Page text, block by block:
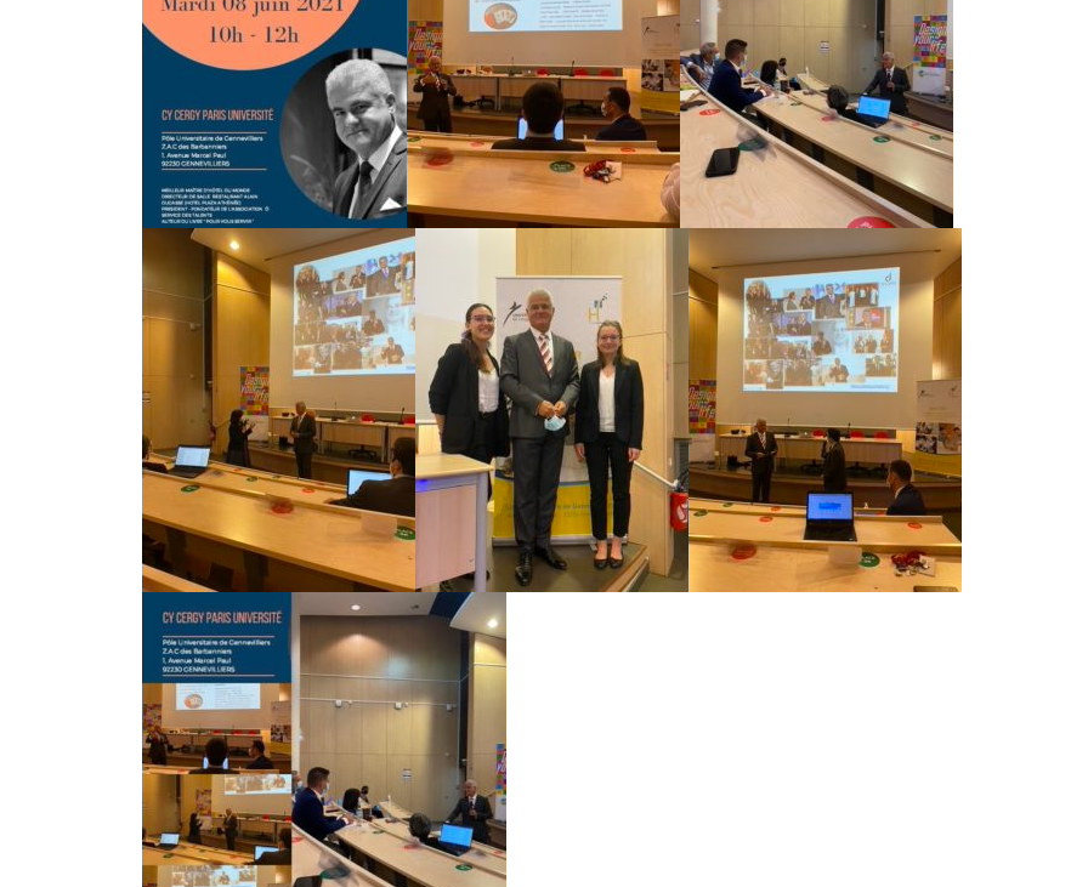
Concours général des métiers
« CSR » 2026 : le palmarès
officiel
18 juillet 2026
Hyacinthe Lescoët (The
Cambridge Public House, Little
Red Door) : « L’accueil reste
notre plus grande valeur ajoutée »
Trophée du Maître d’Hôtel
2027 : les douze demi-
finalistes dévoilés
16 juillet 2026
Bertrand Noeureuil et Elsa
Jeanvoine à la tête de
L’Orangerie du George V à
Paris
15 juillet 2026
Serge Dubs, meilleur
sommelier du monde, part à
la retraite après plus de 50
ans de service
14 juillet 2026
Maître d’hôtel à l’Oceania de
Quimper, Gilles Léost fait ses
valises après 40 ans de services
5 juillet 2026
Concours général des
« CSR » 2026 : le
officiel
18 juillet 2026
Hyacinthe Lescoët (The
Cambridge Public
Red Door) : « L’accueil
notre plus grande valeur ajoutée »
18 juillet 2026
Trophée du Maître
2027 : les douze demi-
finalistes dévoilés
16 juillet 2026